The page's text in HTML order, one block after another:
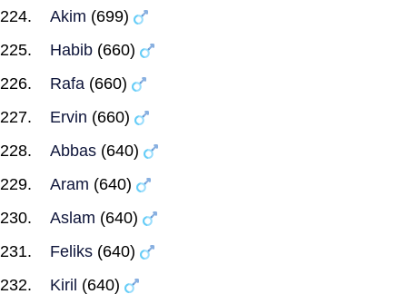
Akim (699)
Habib (660)
Rafa (660)
Ervin (660)
Abbas (640)
Aram (640)
Aslam (640)
Feliks (640)
Kiril (640)